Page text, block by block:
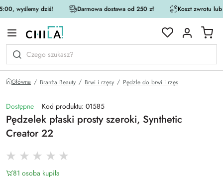
wyślemy dziś! Darmowa dostawa od 250 zł Koszt zwrotu
Główna Branża Beauty Brwi i rzęsy Pędzle do brwi i rzęs
Dostępne Kod produktu: 01585
Pędzelek płaski prosty szeroki, Synthetic
Creator 22
81 osoba kupiła